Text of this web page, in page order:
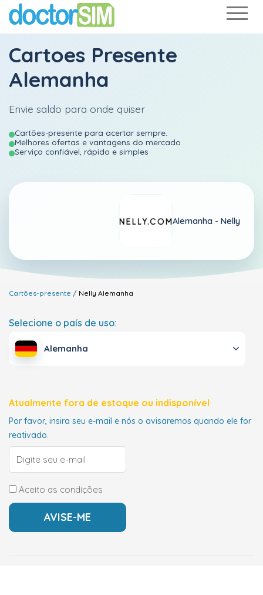
Cartoes Presente
Alemanha
Envie saldo para onde quiser
Cartões-presente para acertar sempre.
Melhores ofertas e vantagens do mercado
Serviço confiável, rápido e simples
Alemanha - Nelly
Cartões-presente Nelly Alemanha
Selecione o país de uso:
Alemanha
Atualmente fora de estoque ou indisponível
Por favor, insira seu e-mail e nós o avisaremos quando ele for
reativado.
Aceito as condições